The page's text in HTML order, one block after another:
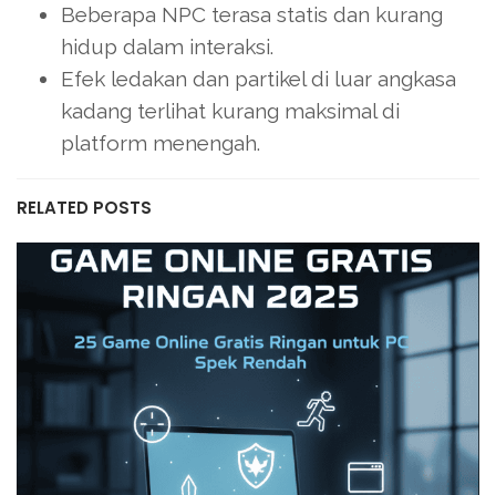
Beberapa NPC terasa statis dan kurang
hidup dalam interaksi.
Efek ledakan dan partikel di luar angkasa
kadang terlihat kurang maksimal di
platform menengah.
RELATED POSTS